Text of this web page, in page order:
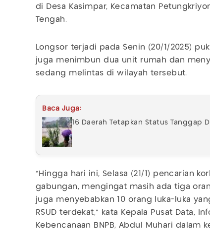
di Desa Kasimpar, Kecamatan
Tengah.
Longsor terjadi pada Senin (20/1/2025)
juga menimbun dua unit rumah dan
sedang melintas di wilayah tersebut.
Baca Juga:
16 Daerah Tetapkan Status Tanggap
“Hingga hari ini, Selasa (21/1) pencarian
gabungan, mengingat masih ada tiga
juga menyebabkan 10 orang luka-luka
RSUD terdekat,” kata Kepala Pusat Data,
Kebencanaan BNPB, Abdul Muhari dalam